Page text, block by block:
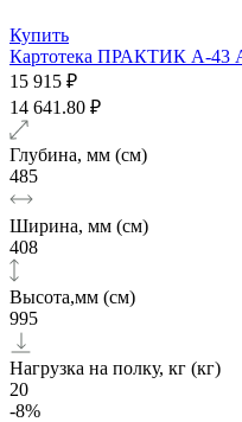
Купить
Картотека ПРАКТИК А-43
15 915 ₽
14 641.80 ₽
Глубина, мм (см)
485
Ширина, мм (см)
408
Высота,мм (см)
995
Нагрузка на полку, кг (кг)
20
-8%